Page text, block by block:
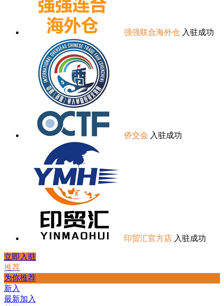
强强联合海外仓 入驻成功
侨交会 入驻成功
印贸汇官方店 入驻成功
立即入驻
推荐
为你推荐
新入
最新加入